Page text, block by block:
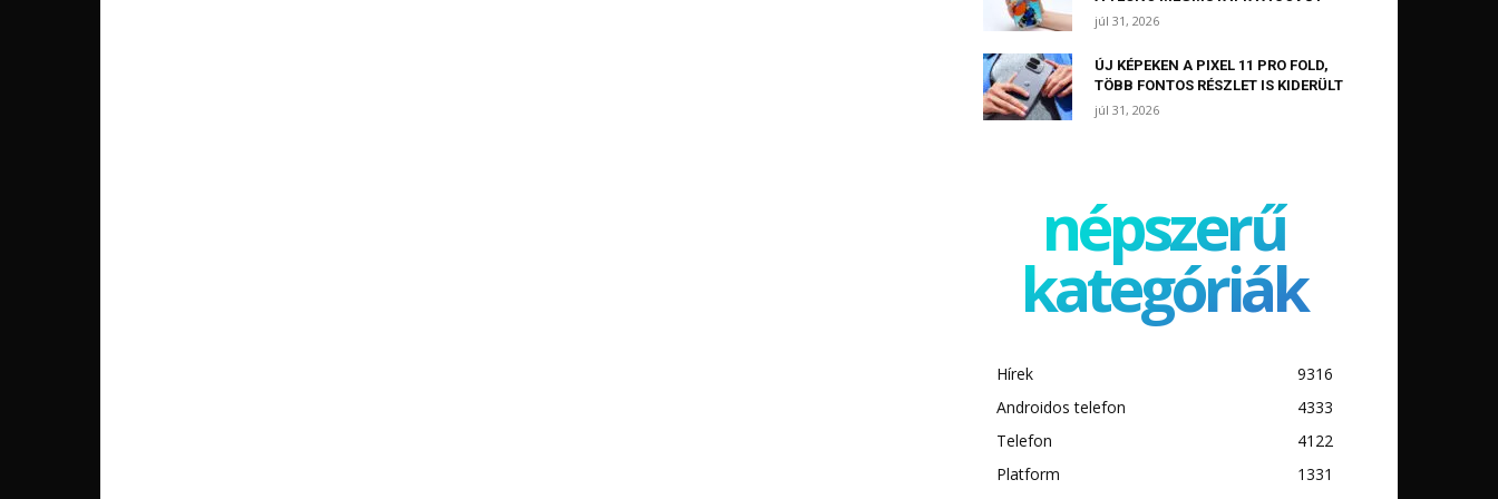
júl 31, 2026
ÚJ KÉPEKEN A PIXEL 11 PRO FOLD,
TÖBB FONTOS RÉSZLET IS KIDERÜLT
júl 31, 2026
népszerű
kategóriák
Hírek
9316
Androidos telefon
4333
Telefon
4122
Platform
1331